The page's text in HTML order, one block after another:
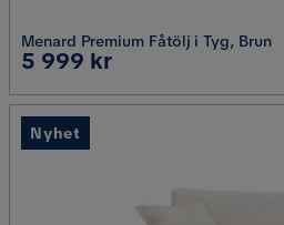
Menard Premium Fåtölj i Tyg, Brun
Pris
5 999 kr
Nyhet